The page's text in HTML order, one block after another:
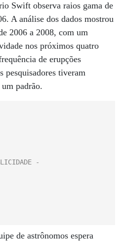
Swift observa raios gama de
A análise dos dados mostrou
2006 a 2008, com um
nos próximos quatro
de erupções
pesquisadores tiveram
padrão.
de astrônomos espera